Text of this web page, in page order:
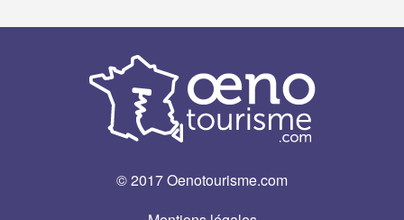
© 2017 Oenotourisme.com